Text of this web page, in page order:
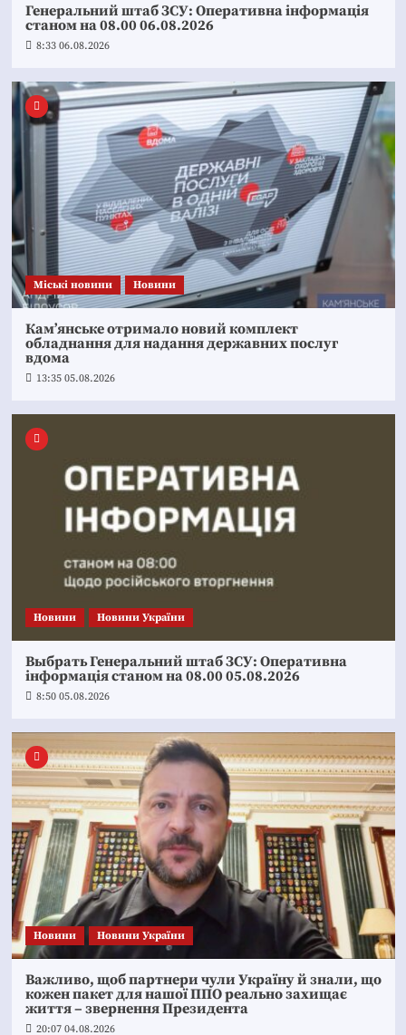
Генеральний штаб ЗСУ: Оперативна інформація
станом на 08.00 06.08.2026
8:33 06.08.2026
Mіські новини Новини
Кам’янське отримало новий комплект
обладнання для надання державних послуг
вдома
13:35 05.08.2026
Новини Новини України
Выбрать Генеральний штаб ЗСУ: Оперативна
інформація станом на 08.00 05.08.2026
8:50 05.08.2026
Новини Новини України
Важливо, щоб партнери чули Україну й знали, що
кожен пакет для нашої ППО реально захищає
життя – звернення Президента
20:07 04.08.2026